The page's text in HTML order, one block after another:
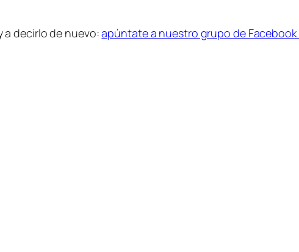
a decirlo de nuevo:apúntate a nuestro grupo de